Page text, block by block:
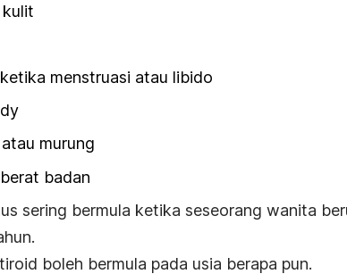
kulit
menstruasi atau libido
murung
badan
sering bermula ketika seseorang wanita
boleh bermula pada usia berapa pun.